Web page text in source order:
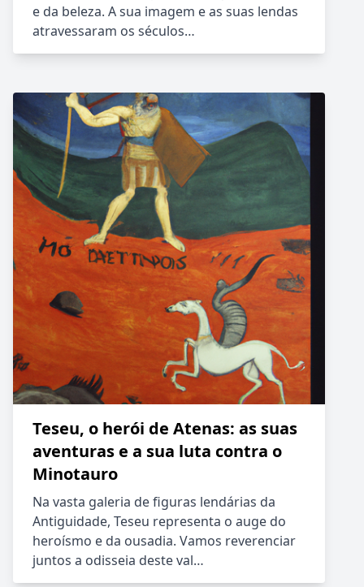
e da beleza. A sua imagem e as suas lendas
atravessaram os séculos…
Teseu, o herói de Atenas: as suas
aventuras e a sua luta contra o
Minotauro
Na vasta galeria de figuras lendárias da
Antiguidade, Teseu representa o auge do
heroísmo e da ousadia. Vamos reverenciar
juntos a odisseia deste val…